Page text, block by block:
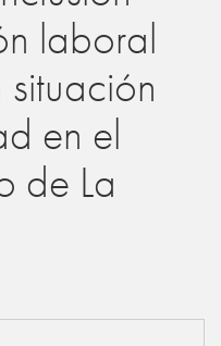
laboral
en el
de La